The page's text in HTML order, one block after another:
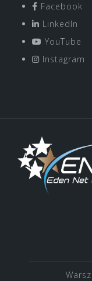
Facebook
LinkedIn
YouTube
Instagram